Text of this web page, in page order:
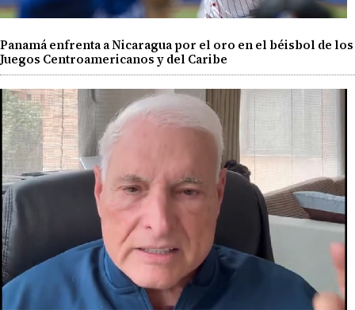
Panamá enfrenta a Nicaragua por el oro en el béisbol de los
Juegos Centroamericanos y del Caribe